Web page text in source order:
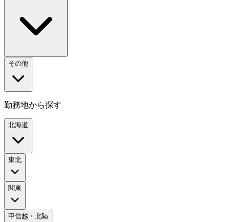
その他
勤務地から探す
北海道
東北
関東
甲信越・北陸